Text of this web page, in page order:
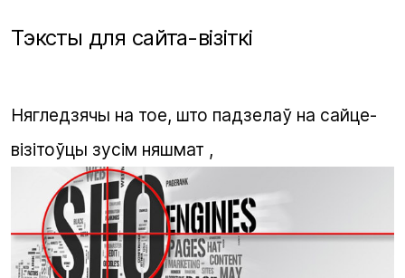
Тэксты для сайта-візіткі
Нягледзячы на тое, што падзелаў на сайце-
візітоўцы зусім няшмат ,